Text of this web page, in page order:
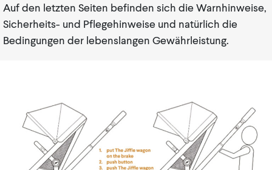
Auf den letzten Seiten befinden sich die Warnhinweise,
Sicherheits- und Pflegehinweise und natürlich die
Bedingungen der lebenslangen Gewährleistung.